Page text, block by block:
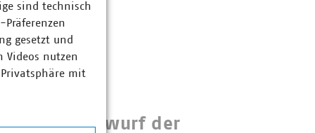
zum Entwurf der
sind technisch
gesetzt und
Videos nutzen
mit